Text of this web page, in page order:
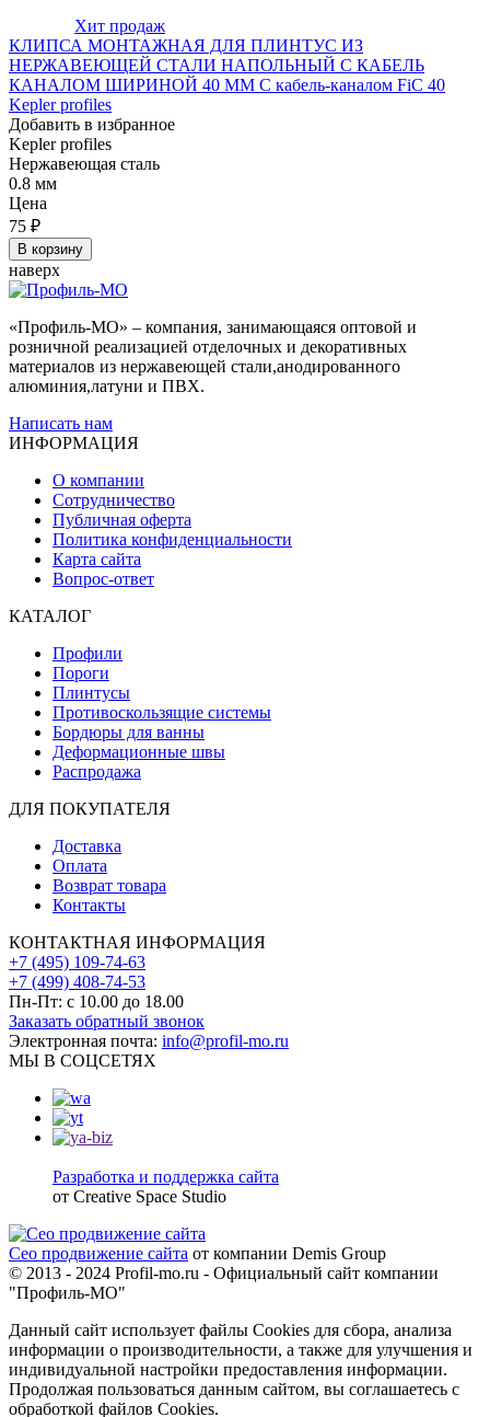
Хит продаж
КЛИПСА МОНТАЖНАЯ ДЛЯ ПЛИНТУС ИЗ
НЕРЖАВЕЮЩЕЙ СТАЛИ НАПОЛЬНЫЙ С КАБЕЛЬ
КАНАЛОМ ШИРИНОЙ 40 ММ С кабель-каналом FiC 40
Kepler profiles
Добавить в избранное
Kepler profiles
Нержавеющая сталь
0.8 мм
Цена
75 ₽
В корзину
наверх
«Профиль-МО» – компания, занимающаяся оптовой и
розничной реализацией отделочных и декоративных
материалов из нержавеющей стали,анодированного
алюминия,латуни и ПВХ.
Написать нам
ИНФОРМАЦИЯ
О компании
Сотрудничество
Публичная оферта
Политика конфиденциальности
Карта сайта
Вопрос-ответ
КАТАЛОГ
Профили
Пороги
Плинтусы
Противоскользящие системы
Бордюры для ванны
Деформационные швы
Распродажа
ДЛЯ ПОКУПАТЕЛЯ
Доставка
Оплата
Возврат товара
Контакты
КОНТАКТНАЯ ИНФОРМАЦИЯ
+7 (495) 109-74-63
+7 (499) 408-74-53
Пн-Пт: с 10.00 до 18.00
Заказать обратный звонок
Электронная почта: info@profil-mo.ru
МЫ В СОЦСЕТЯХ
Разработка и поддержка сайта
от Creative Space Studio
Сео продвижение сайта от компании Demis Group
© 2013 - 2024 Profil-mo.ru - Официальный сайт компании
"Профиль-МО"
Данный сайт использует файлы Cookies для сбора, анализа
информации о производительности, а также для улучшения и
индивидуальной настройки предоставления информации.
Продолжая пользоваться данным сайтом, вы соглашаетесь с
обработкой файлов Cookies.